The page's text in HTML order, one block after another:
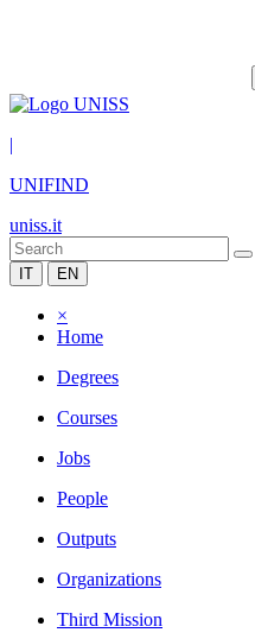
|
UNIFIND
uniss.it
IT EN
×
Home
Degrees
Courses
Jobs
People
Outputs
Organizations
Third Mission